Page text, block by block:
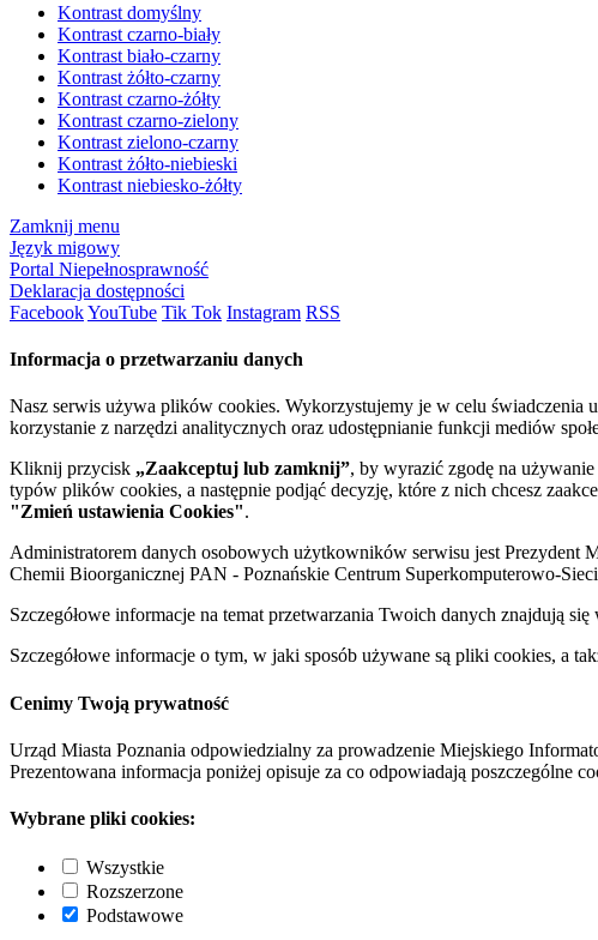
Kontrast domyślny
Kontrast czarno-biały
Kontrast biało-czarny
Kontrast żółto-czarny
Kontrast czarno-żółty
Kontrast czarno-zielony
Kontrast zielono-czarny
Kontrast żółto-niebieski
Kontrast niebiesko-żółty
Zamknij menu
Język migowy
Portal Niepełnosprawność
Deklaracja dostępności
FacebookYouTube Tik Tok Instagram RSS
Informacja o przetwarzaniu danych
Nasz serwis używa plików cookies. Wykorzystujemy je w celu
korzystanie z narzędzi analitycznych oraz udostępnianie funkcji mediów
Kliknij przycisk „Zaakceptuj lub zamknij”, by wyrazić zgodę na
typów plików cookies, a następnie podjąć decyzję, które z nich chcesz
"Zmień ustawienia Cookies".
Administratorem danych osobowych użytkowników serwisu jest Prezydent
Chemii Bioorganicznej PAN - Poznańskie Centrum Superkomputerowo-
Szczegółowe informacje na temat przetwarzania Twoich danych znajdują się
Szczegółowe informacje o tym, w jaki sposób używane są pliki cookies, a
Cenimy Twoją prywatność
Urząd Miasta Poznania odpowiedzialny za prowadzenie Miejskiego
Prezentowana informacja poniżej opisuje za co odpowiadają poszczególne
Wybrane pliki cookies:
Wszystkie
Rozszerzone
Podstawowe